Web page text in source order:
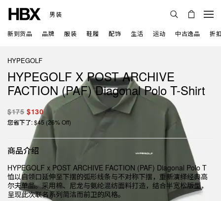
男装
新到货品 品牌 服装 鞋履 配饰 生活 运动 中古逸品 折
HYPEGOLF
HYPEGOLF X POST ARCHIVE
FACTION (PAF) Diagonal Polo T-Shirt
$175 $130
您省下了: $45 (26% Off)
商品介绍
HYPEGOLF x POST ARCHIVE FACTION (PAF) Diagonal Polo T
恤以自领口延伸至下摆的弧形线条与不对称下摆，重新演绎经典高
尔夫单品。采用棉、尼龙与氨纶混纺面料打造，结合半宽松版型，
呈现此次联名系列简洁而前卫的风格。